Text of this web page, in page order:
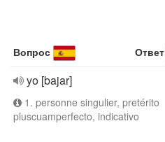
Вопрос Ответ
yo [bajar]
1. personne singulier, pretérito
pluscuamperfecto, indicativo